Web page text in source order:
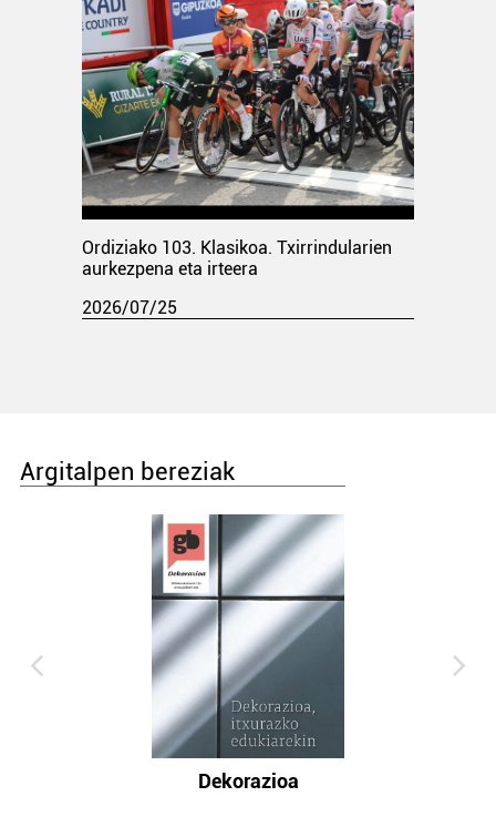
Ordiziako 103. Klasikoa. Txirrindularien
aurkezpena eta irteera
2026/07/25
Argitalpen bereziak
Dekorazioa